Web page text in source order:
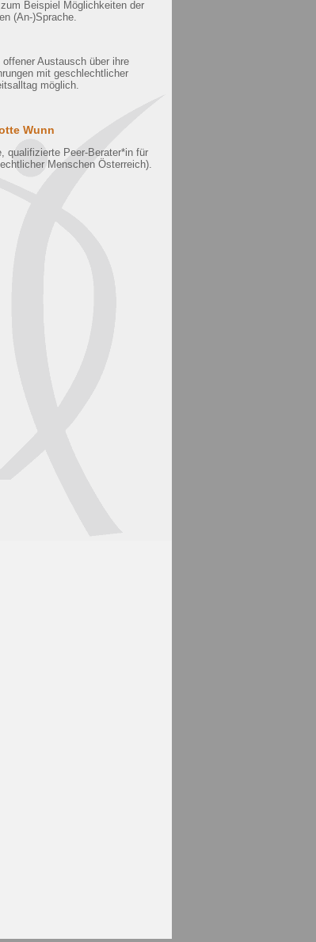
Beispiel Möglichkeiten der
(An-)Sprache.
Austausch über ihre
mit geschlechtlicher
möglich.
Wunn
qualifizierte Peer-Berater*in für
Menschen Österreich).